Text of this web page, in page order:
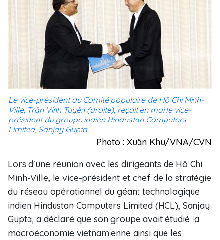
Le vice-président du Comité populaire de Hô Chi Minh-
Ville, Trân Vinh Tuyên (droite), reçoit en mai le vice-
président du groupe indien Hindustan Computers
Limited, Sanjay Gupta.
Photo : Xuân Khu/VNA/CVN
Lors d'une réunion avec les dirigeants de Hô Chi
Minh-Ville, le vice-président et chef de la stratégie
du réseau opérationnel du géant technologique
indien Hindustan Computers Limited (HCL), Sanjay
Gupta, a déclaré que son groupe avait étudié la
macroéconomie vietnamienne ainsi que les